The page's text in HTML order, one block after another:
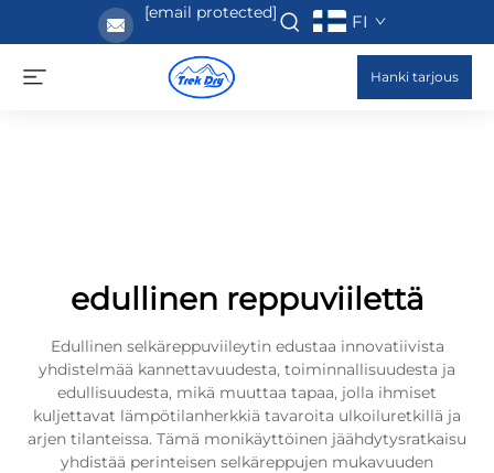
[email protected] FI
Hanki tarjous
edullinen reppuviilettä
Edullinen selkäreppuviileytin edustaa innovatiivista
yhdistelmää kannettavuudesta, toiminnallisuudesta ja
edullisuudesta, mikä muuttaa tapaa, jolla ihmiset
kuljettavat lämpötilanherkkiä tavaroita ulkoiluretkillä ja
arjen tilanteissa. Tämä monikäyttöinen jäähdytysratkaisu
yhdistää perinteisen selkäreppujen mukavuuden